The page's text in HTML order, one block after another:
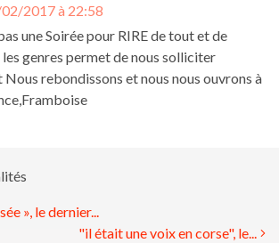
2017 à 22:58
une Soirée pour RIRE de tout et de
les genres permet de nous solliciter
rebondissons et nous nous ouvrons à
», le dernier...
"il était une voix en corse", le...